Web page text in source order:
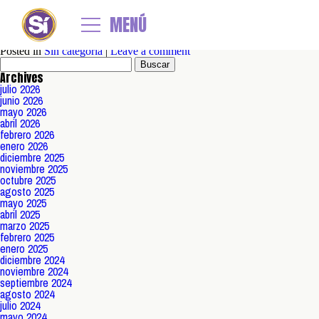
MENÚ
Daily Archives: 20 febrero, 2018
UNIDOS CON DIVIDIDOS
Posted on febrero 20 2018 by admin
La banda liderada por Ricardo Mollo suma su aporte a la Fundación a
Posted in Sin categoría | Leave a comment
Buscar:
Archives
julio 2026
junio 2026
mayo 2026
abril 2026
febrero 2026
enero 2026
diciembre 2025
noviembre 2025
octubre 2025
agosto 2025
mayo 2025
abril 2025
marzo 2025
febrero 2025
enero 2025
diciembre 2024
noviembre 2024
septiembre 2024
agosto 2024
julio 2024